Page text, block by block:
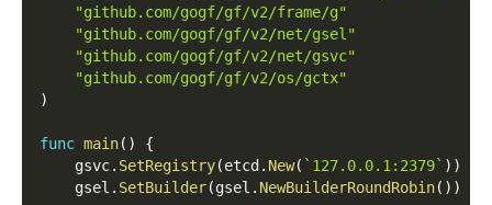
"github.com/gogf/gf/v2/frame/g"
"github.com/gogf/gf/v2/net/gsel"
"github.com/gogf/gf/v2/net/gsvc"
"github.com/gogf/gf/v2/os/gctx"
)
func main( )
{
    gsvc
. SetRegistry(etcd . New( `127.0.0.1:2379` ) )
    gsel
. SetBuilder(gsel . NewBuilderRoundRobin( ) )